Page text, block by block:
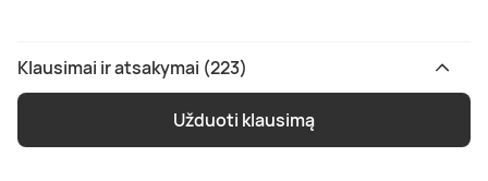
Klausimai ir atsakymai (223)
Užduoti klausimą